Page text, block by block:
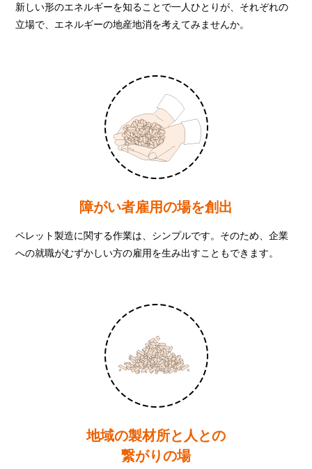
新しい形のエネルギーを知ることで一人ひとりが、それぞれの
立場で、エネルギーの地産地消を考えてみませんか。
障がい者雇用の場を創出
ペレット製造に関する作業は、シンプルです。そのため、企業
への就職がむずかしい方の雇用を生み出すこともできます。
地域の製材所と人との
繋がりの場